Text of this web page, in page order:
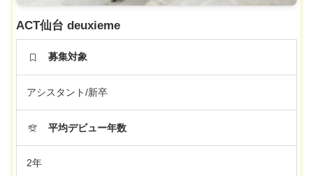
ACT仙台 deuxieme
募集対象
アシスタント/新卒
平均デビュー年数
2年